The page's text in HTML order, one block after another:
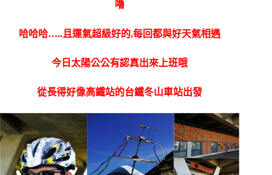
嚕
哈哈哈…..且運氣超級好的,每回都與好天氣相遇
今日太陽公公有認真出來上班哦
從長得好像高鐵站的台鐵冬山車站出發